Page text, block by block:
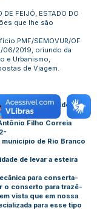
DE FEIJÓ, ESTADO DO
que lhe são
PMF/SEMOVUR/OF
06/2019, oriundo da
e Urbanismo,
de Viagem.
diárias aos servidores
Filho Correia
-
de Rio Branco
de levar a esteira
para conserta-
o conserto para trazê-
vista que em nossa
para esse tipo